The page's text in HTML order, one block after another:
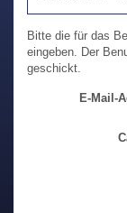
Bitte die für das
eingeben. Der
geschickt.
E-Mail-